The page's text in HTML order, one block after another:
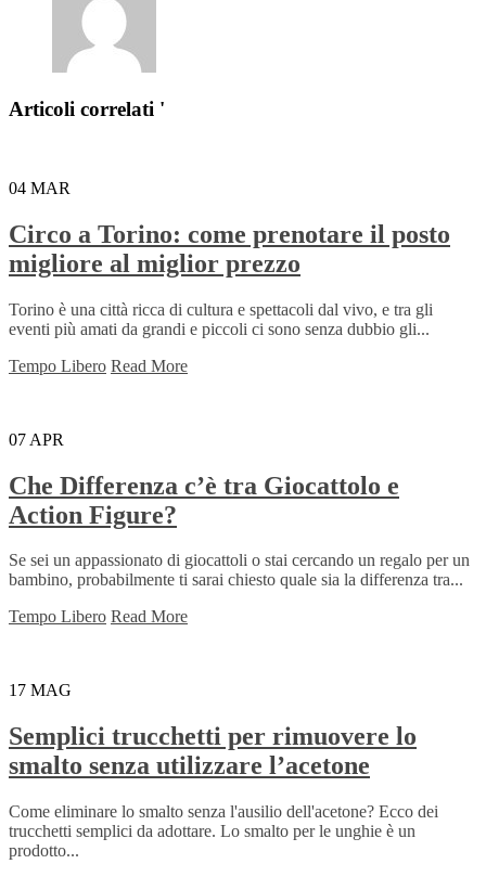
Articoli correlati '
04 MAR
Circo a Torino: come prenotare il posto
migliore al miglior prezzo
Torino è una città ricca di cultura e spettacoli dal vivo, e tra gli
eventi più amati da grandi e piccoli ci sono senza dubbio gli...
Tempo Libero Read More
07 APR
Che Differenza c’è tra Giocattolo e
Action Figure?
Se sei un appassionato di giocattoli o stai cercando un regalo per un
bambino, probabilmente ti sarai chiesto quale sia la differenza tra...
Tempo Libero Read More
17 MAG
Semplici trucchetti per rimuovere lo
smalto senza utilizzare l’acetone
Come eliminare lo smalto senza l'ausilio dell'acetone? Ecco dei
trucchetti semplici da adottare. Lo smalto per le unghie è un
prodotto...